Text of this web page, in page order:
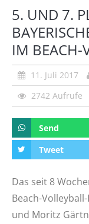
Shop
5. UND 7.
IM BEACH-
11. Juli 2017
2742 Aufrufe
Send
Tweet
Das seit 8
Beach-
und Moritz